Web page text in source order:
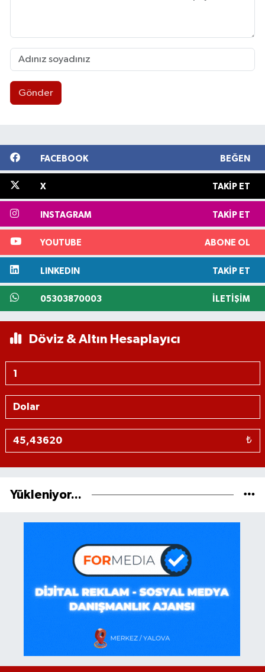
Gönder
FACEBOOK BEĞEN
X TAKIP ET
INSTAGRAM TAKIP ET
YOUTUBE ABONE OL
LINKEDIN TAKIP ET
05303870003 İLETIŞIM
Döviz & Altın Hesaplayıcı
₺
Yükleniyor...